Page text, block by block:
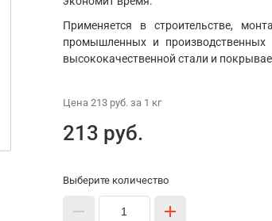
Применяется в строительстве,
промышленных и
высококачественной стали и
Цена 213 руб.за 1 кг
213 руб.
Выберите количество